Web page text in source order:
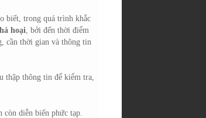
biết, trong quá trình khắc
hoại, bởi đến thời điểm
cần thời gian và thông tin
thập thông tin để kiểm tra,
còn diễn biến phức tạp.